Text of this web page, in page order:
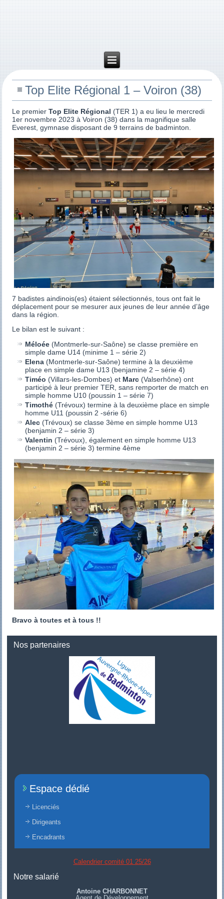
Top Elite Régional 1 – Voiron (38)
Le premier Top Elite Régional (TER 1) a eu lieu le mercredi
1er novembre 2023 à Voiron (38) dans la magnifique salle
Everest, gymnase disposant de 9 terrains de badminton.
7 badistes aindinois(es) étaient sélectionnés, tous ont fait le
déplacement pour se mesurer aux jeunes de leur année d’âge
dans la région.
Le bilan est le suivant :
Méloée (Montmerle-sur-Saône) se classe première en
simple dame U14 (minime 1 – série 2)
Elena (Montmerle-sur-Saône) termine à la deuxième
place en simple dame U13 (benjamine 2 – série 4)
Timéo (Villars-les-Dombes) et Marc (Valserhône) ont
participé à leur premier TER, sans remporter de match en
simple homme U10 (poussin 1 – série 7)
Timothé (Trévoux) termine à la deuxième place en simple
homme U11 (poussin 2 -série 6)
Alec (Trévoux) se classe 3ème en simple homme U13
(benjamin 2 – série 3)
Valentin (Trévoux), également en simple homme U13
(benjamin 2 – série 3) termine 4ème
Bravo à toutes et à tous !!
Nos partenaires
Espace dédié
Licenciés
Dirigeants
Encadrants
Calendrier comité 01 25/26
Notre salarié
Antoine CHARBONNET